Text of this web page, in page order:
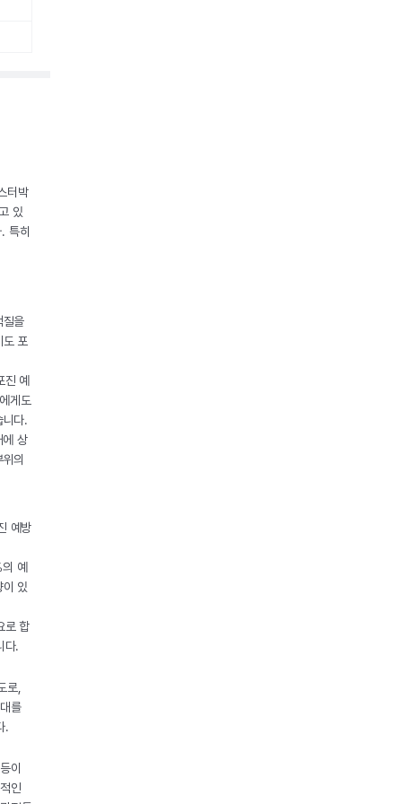
터박
있
특히
질을
도 포
진 예
게도
니다.
에 상
의
예방
예
이 있
로 합
다.
로,
를
.
이
인